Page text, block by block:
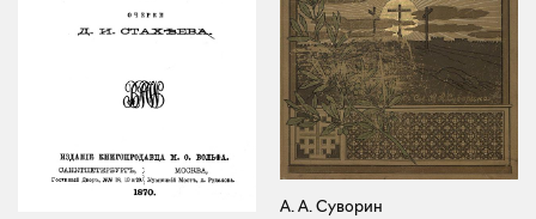
А. А. Суворин